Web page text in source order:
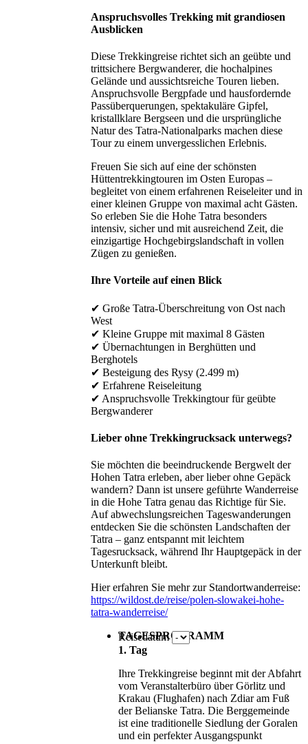
Anspruchsvolles Trekking mit grandiosen
Ausblicken
Diese Trekkingreise richtet sich an geübte und
trittsichere Bergwanderer, die hochalpines
Gelände und aussichtsreiche Touren lieben.
Anspruchsvolle Bergpfade und hausfordernde
Passüberquerungen, spektakuläre Gipfel,
kristallklare Bergseen und die ursprüngliche
Natur des Tatra-Nationalparks machen diese
Tour zu einem unvergesslichen Erlebnis.
Freuen Sie sich auf eine der schönsten
Hüttentrekkingtouren im Osten Europas –
begleitet von einem erfahrenen Reiseleiter und in
einer kleinen Gruppe von maximal acht Gästen.
So erleben Sie die Hohe Tatra besonders
intensiv, sicher und mit ausreichend Zeit, die
einzigartige Hochgebirgslandschaft in vollen
Zügen zu genießen.
Ihre Vorteile auf einen Blick
✔ Große Tatra-Überschreitung von Ost nach
West
✔ Kleine Gruppe mit maximal 8 Gästen
✔ Übernachtungen in Berghütten und
Berghotels
✔ Besteigung des Rysy (2.499 m)
✔ Erfahrene Reiseleitung
✔ Anspruchsvolle Trekkingtour für geübte
Bergwanderer
Lieber ohne Trekkingrucksack unterwegs?
Sie möchten die beeindruckende Bergwelt der
Hohen Tatra erleben, aber lieber ohne Gepäck
wandern? Dann ist unsere geführte Wanderreise
in die Hohe Tatra genau das Richtige für Sie.
Auf abwechslungsreichen Tageswanderungen
entdecken Sie die schönsten Landschaften der
Tatra – ganz entspannt mit leichtem
Tagesrucksack, während Ihr Hauptgepäck in der
Unterkunft bleibt.
Hier erfahren Sie mehr zur Standortwanderreise:
https://wildost.de/reise/polen-slowakei-hohe-
tatra-wanderreise/
TAGESPROGRAMM
Reisedatum
1. Tag
Ihre Trekkingreise beginnt mit der Abfahrt
vom Veranstalterbüro über Görlitz und
Krakau (Flughafen) nach Zdiar am Fuß
der Belianske Tatra. Die Berggemeinde
ist eine traditionelle Siedlung der Goralen
und ein perfekter Ausgangspunkt